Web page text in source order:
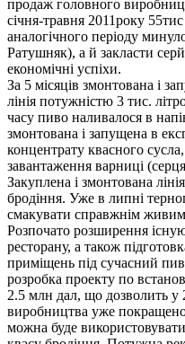
продаж головного
січня-травня 2011року
аналогічного періоду
Ратушняк), а й закласти
економічні успіхи.
За 5 місяців змонтована і
лінія потужністю 3 тис.
часу пиво наливалося в
змонтована і запущена в
концентрату квасного
завантаження варниці
Закуплена і змонтована
бродіння. Уже в липні
смакувати справжнім
Розпочато розширення
ресторану, а також
приміщень під сучасний
розробка проекту по
2.5 млн дал, що дозволить у
виробництва уже
можна буде